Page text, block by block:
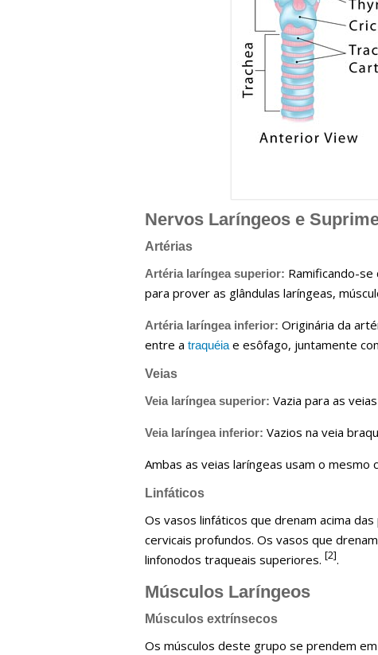
Nervos Laríngeos e
Artérias
Artéria laríngea superior: Ramificando-
para prover as glândulas laríngeas,
Artéria laríngea inferior: Originária da
entre a traquéiae esôfago, juntamente
Veias
Veia laríngea superior: Vazia para as
Veia laríngea inferior: Vazios na veia
Ambas as veias laríngeas usam o mesmo
Linfáticos
Os vasos linfáticos que drenam acima
cervicais profundos. Os vasos que
linfonodos traqueais superiores. [2].
Músculos Laríngeos
Músculos extrínsecos
Os músculos deste grupo se prendem